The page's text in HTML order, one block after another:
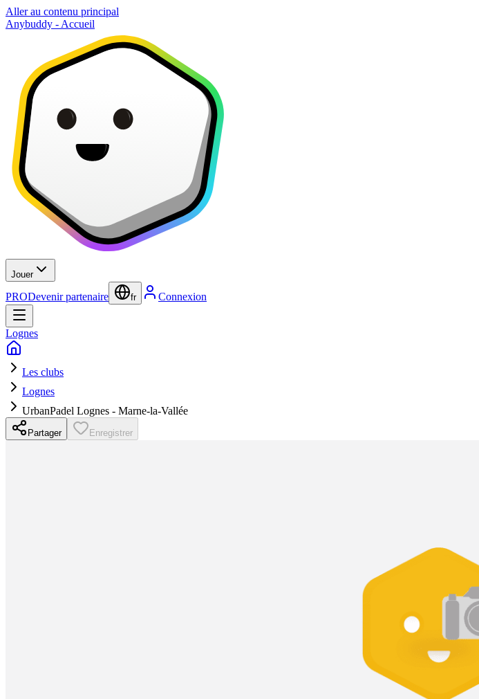
Aller au contenu principal
Anybuddy - Accueil
Jouer
PRODevenir partenaire fr Connexion
Lognes
Les clubs
Lognes
UrbanPadel Lognes - Marne-la-Vallée
Partager Enregistrer